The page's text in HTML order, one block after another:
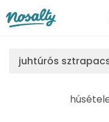
juhtúrós